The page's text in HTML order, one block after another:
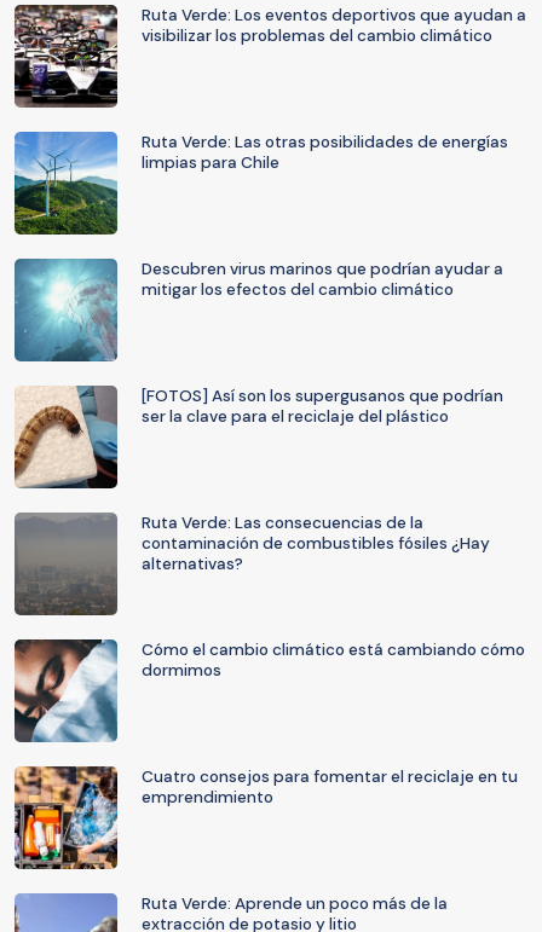
Ruta Verde: Los eventos deportivos que ayudan a
visibilizar los problemas del cambio climático
Ruta Verde: Las otras posibilidades de energías
limpias para Chile
Descubren virus marinos que podrían ayudar a
mitigar los efectos del cambio climático
[FOTOS] Así son los supergusanos que podrían
ser la clave para el reciclaje del plástico
Ruta Verde: Las consecuencias de la
contaminación de combustibles fósiles ¿Hay
alternativas?
Cómo el cambio climático está cambiando cómo
dormimos
Cuatro consejos para fomentar el reciclaje en tu
emprendimiento
Ruta Verde: Aprende un poco más de la
extracción de potasio y litio